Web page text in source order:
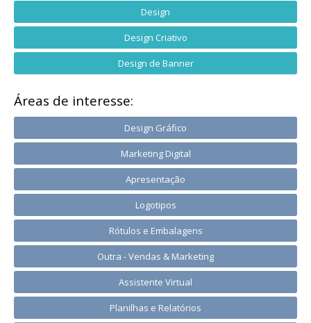
Design
Design Criativo
Design de Banner
Áreas de interesse:
Design Gráfico
Marketing Digital
Apresentação
Logotipos
Rótulos e Embalagens
Outra - Vendas & Marketing
Assistente Virtual
Planilhas e Relatórios